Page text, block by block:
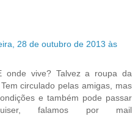
28 de outubro de 2013 às
onde vive? Talvez a roupa da
circulado pelas amigas, mas
e também pode passar
falamos por mail